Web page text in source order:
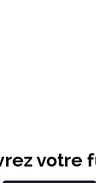
votre